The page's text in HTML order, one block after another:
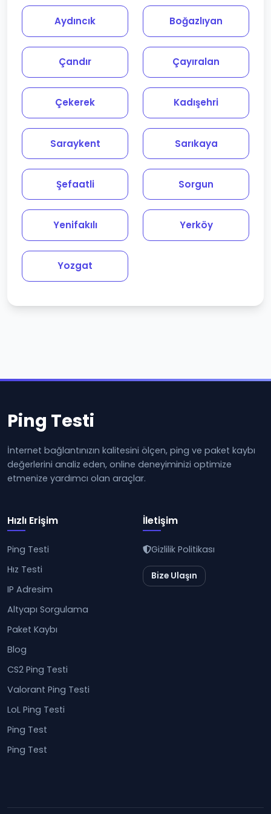
Aydıncık Boğazlıyan
Çandır Çayıralan
Çekerek Kadışehri
Saraykent Sarıkaya
Şefaatli Sorgun
Yenifakılı Yerköy
Yozgat
Ping Testi
İnternet bağlantınızın kalitesini ölçen, ping ve paket kaybı
değerlerini analiz eden, online deneyiminizi optimize
etmenize yardımcı olan araçlar.
Hızlı Erişim
Ping Testi
Hız Testi
IP Adresim
Altyapı Sorgulama
Paket Kaybı
Blog
CS2 Ping Testi
Valorant Ping Testi
LoL Ping Testi
Ping Test
Ping Test
İletişim
Gizlilik Politikası
Bize Ulaşın